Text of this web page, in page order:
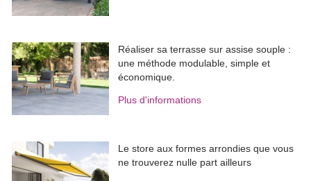
Réaliser sa terrasse sur assise souple :
une méthode modulable, simple et
économique.
Plus d'informations
Le store aux formes arrondies que vous
ne trouverez nulle part ailleurs